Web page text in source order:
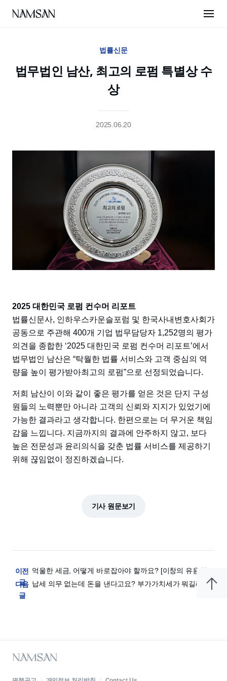
법률신문
법무법인 남산, 최고의 로펌 특별상 수
상
2025.06.20
2025 대한민국 로펌 컨수머 리포트
법률신문사, 인하우스카운슬포럼 및 한국사내변호사회가
공동으로 주관해 400개 기업 법무담당자 1,252명의 평가
의견을 종합한 ‘2025 대한민국 로펌 컨수머 리포트’에서
법무법인 남산은 “탁월한 법률 서비스와 고객 중심의 역
량을 높이 평가받아최고의 로펌”으로 선정되었습니다.
저희 남산이 이와 같이 좋은 평가를 얻은 것은 단지 구성
원들의 노력뿐만 아니라 고객의 신뢰와 지지가 있었기에
가능한 결과라고 생각합니다. 한편으로는 더 무거운 책임
감을 느낍니다. 지금까지의 결과에 안주하지 않고, 보다
높은 전문성과 윤리의식을 갖춘 법률 서비스를 제공하기
위해 끊임없이 정진하겠습니다.
기사 원문보기
이전
글
억울한 세금, 어떻게 바로잡아야 할까요? [이창의 유용한
세금 이야기]
납세 의무 없는데 돈을 낸다고요? 부가가치세가 뭐길래 [이
다음
글